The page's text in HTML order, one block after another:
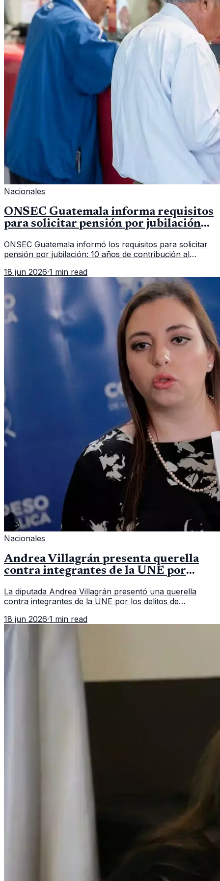
Nacionales
ONSEC Guatemala informa requisitos
para solicitar pensión por jubilación
ONSEC Guatemala informó los requisitos para solicitar
pensión por jubilación: 10 años de contribución al
importar edad.
18 jun 2026·1 min read
Nacionales
Andrea Villagrán presenta querella
contra integrantes de la UNE por
La diputada Andrea Villagrán presentó una querella
contra integrantes de la UNE por los delitos de
18 jun 2026·1 min read